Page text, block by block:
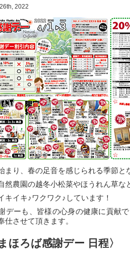
2022
まり、春の足音を感じられる季節と
然農園の越冬小松菜やほうれん草な
キイキ♪ワクワク♪しています！
デーも、皆様の心身の健康に貢献
仕させて頂きます。
ほろば感謝デー 日程〉